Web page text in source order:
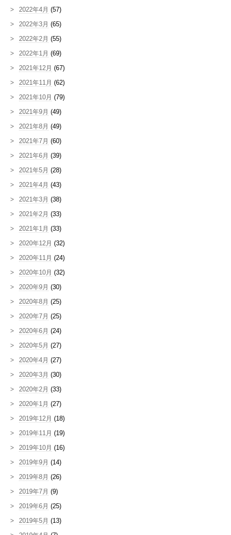
2022年4月 (57)
2022年3月 (65)
2022年2月 (55)
2022年1月 (69)
2021年12月 (67)
2021年11月 (62)
2021年10月 (79)
2021年9月 (49)
2021年8月 (49)
2021年7月 (60)
2021年6月 (39)
2021年5月 (28)
2021年4月 (43)
2021年3月 (38)
2021年2月 (33)
2021年1月 (33)
2020年12月 (32)
2020年11月 (24)
2020年10月 (32)
2020年9月 (30)
2020年8月 (25)
2020年7月 (25)
2020年6月 (24)
2020年5月 (27)
2020年4月 (27)
2020年3月 (30)
2020年2月 (33)
2020年1月 (27)
2019年12月 (18)
2019年11月 (19)
2019年10月 (16)
2019年9月 (14)
2019年8月 (26)
2019年7月 (9)
2019年6月 (25)
2019年5月 (13)